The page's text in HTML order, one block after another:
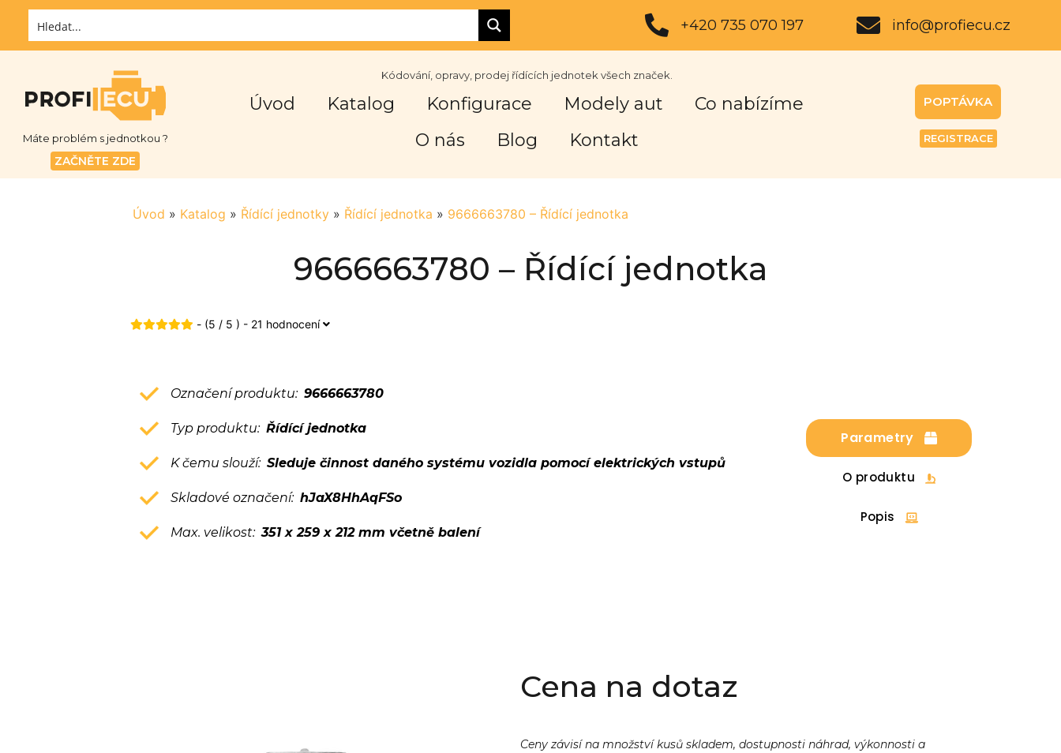
+420 735 070 197 info@profiecu.cz
Máte problém s jednotkou ?
ZAČNĚTE ZDE
Kódování, opravy, prodej řídících jednotek všech značek.
Úvod Katalog Konfigurace Modely aut
Co nabízíme
O nás
Blog Kontakt
POPTÁVKA
REGISTRACE
Úvod » Katalog » Řídící jednotky » Řídící jednotka » 9666663780 – Řídící jednotka
9666663780 – Řídící jednotka
- (5 / 5 ) - 21 hodnocení
Parametry
O produktu
Popis
Označení produktu: 9666663780
Typ produktu: Řídící jednotka
K čemu slouží: Sleduje činnost daného systému vozidla pomocí elektrických vstupů
Skladové označení: hJaX8HhAqFSo
Max. velikost:351 x 259 x 212 mm včetně balení
Cena na dotaz
Ceny závisí na množství kusů skladem, dostupnosti náhrad, výkonnosti a